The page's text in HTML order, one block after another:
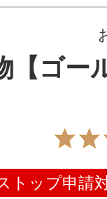
【ゴー
トップ申請